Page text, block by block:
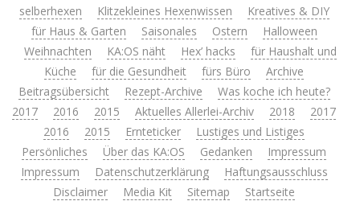
selberhexen
Klitzekleines Hexenwissen
Kreatives & DIY
für Haus & Garten
Saisonales Ostern
Halloween
Weihnachten
KA:OS näht Hex’ hacks
für Haushalt und
Küche
für die Gesundheit fürs Büro
Archive
Beitragsübersicht
Rezept-Archive
Was koche ich heute?
2017
2016 2015 Aktuelles Allerlei-Archiv 2018
2017
2016
2015 Ernteticker
Lustiges und Listiges
Persönliches
Über das KA:OS Gedanken
Impressum
Impressum
Datenschutzerklärung
Haftungsausschluss
Disclaimer
Media Kit Sitemap Startseite